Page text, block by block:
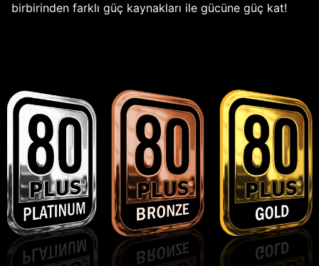
birbirinden farklı güç kaynakları ile gücüne güç kat!